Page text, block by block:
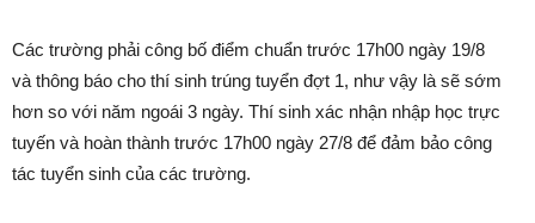
Các trường phải công bố điểm chuẩn trước 17h00 ngày 19/8
và thông báo cho thí sinh trúng tuyển đợt 1, như vậy là sẽ sớm
hơn so với năm ngoái 3 ngày. Thí sinh xác nhận nhập học trực
tuyến và hoàn thành trước 17h00 ngày 27/8 để đảm bảo công
tác tuyển sinh của các trường.